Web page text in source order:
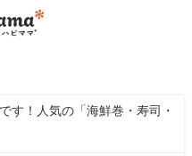
す！人気の「海鮮巻・寿司・